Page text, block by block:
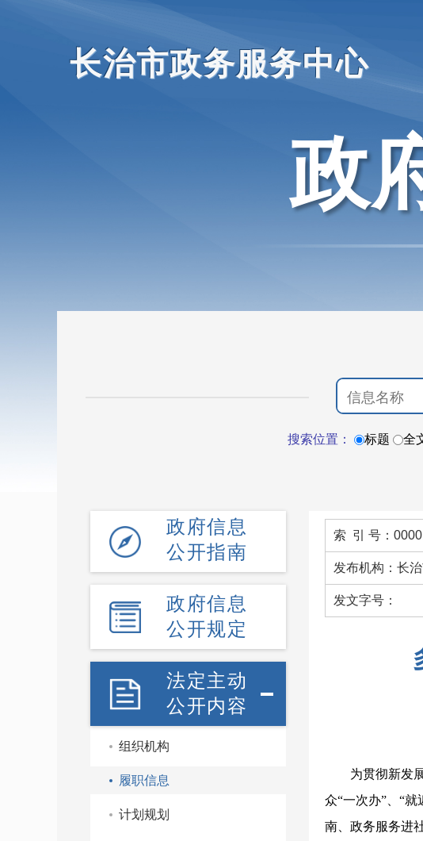
长治市政务服务中心
政
搜索位置： 标题 全
政府信息
公开指南
政府信息
公开规定
法定主动
公开内容
组织机构
履职信息
计划规划
索 引 号：
发布机构：长
发文字号：
为贯彻新发
众“一次办”、“
南、政务服务进